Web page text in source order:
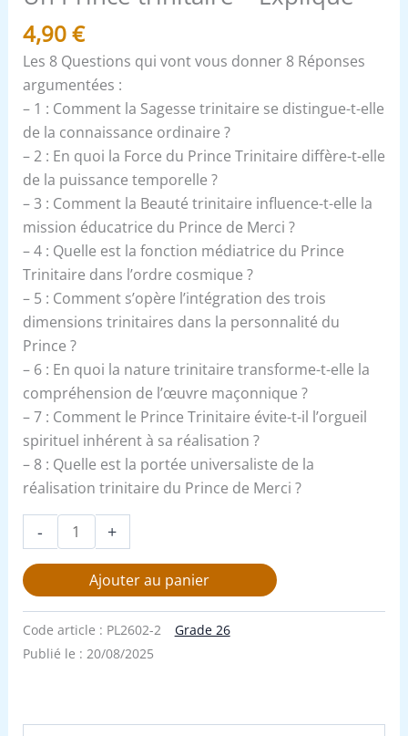
4,90€
Les 8 Questions qui vont vous donner 8 Réponses
argumentées :
– 1 : Comment la Sagesse trinitaire se distingue-t-elle
de la connaissance ordinaire ?
– 2 : En quoi la Force du Prince Trinitaire diffère-t-elle
de la puissance temporelle ?
– 3 : Comment la Beauté trinitaire influence-t-elle la
mission éducatrice du Prince de Merci ?
– 4 : Quelle est la fonction médiatrice du Prince
Trinitaire dans l’ordre cosmique ?
– 5 : Comment s’opère l’intégration des trois
dimensions trinitaires dans la personnalité du
Prince ?
– 6 : En quoi la nature trinitaire transforme-t-elle la
compréhension de l’œuvre maçonnique ?
– 7 : Comment le Prince Trinitaire évite-t-il l’orgueil
spirituel inhérent à sa réalisation ?
– 8 : Quelle est la portée universaliste de la
réalisation trinitaire du Prince de Merci ?
- +
Ajouter au panier
Code article : PL2602-2
Grade 26
Publié le : 20/08/2025